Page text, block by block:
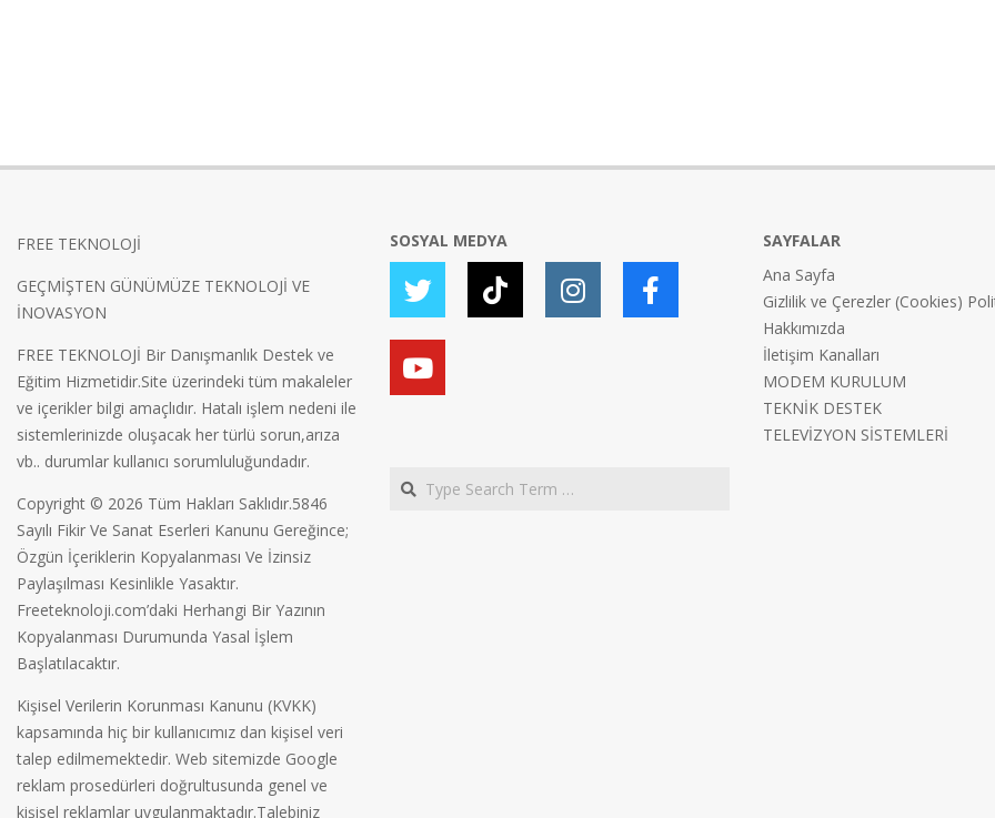
FREE TEKNOLOJİ
GEÇMİŞTEN GÜNÜMÜZE TEKNOLOJİ VE
İNOVASYON
FREE TEKNOLOJİ Bir Danışmanlık Destek ve
Eğitim Hizmetidir.Site üzerindeki tüm makaleler
ve içerikler bilgi amaçlıdır. Hatalı işlem nedeni ile
sistemlerinizde oluşacak her türlü sorun,arıza
vb.. durumlar kullanıcı sorumluluğundadır.
Copyright © 2026 Tüm Hakları Saklıdır.5846
Sayılı Fikir Ve Sanat Eserleri Kanunu Gereğince;
Özgün İçeriklerin Kopyalanması Ve İzinsiz
Paylaşılması Kesinlikle Yasaktır.
Freeteknoloji.com’daki Herhangi Bir Yazının
Kopyalanması Durumunda Yasal İşlem
Başlatılacaktır.
Kişisel Verilerin Korunması Kanunu (KVKK)
kapsamında hiç bir kullanıcımız dan kişisel veri
talep edilmemektedir. Web sitemizde Google
reklam prosedürleri doğrultusunda genel ve
kişisel reklamlar uygulanmaktadır.Talebiniz
SOSYAL MEDYA
Search
SAYFALAR
Ana Sayfa
Gizlilik ve Çerezler (Cookies)
Hakkımızda
İletişim Kanalları
MODEM KURULUM
TEKNİK DESTEK
TELEVİZYON SİSTEMLERİ